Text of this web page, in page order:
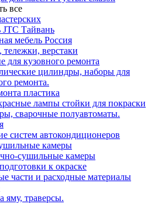
все
Тайвань
мебель Россия
верстаки
для кузовного ремонта
цилиндры, наборы для
ремонта.
пластика
лампы стойки для покраски
сварочные полуавтоматы.
систем автокондиционеров
камеры
сушильные камеры
к окраске
части и расходные материалы
яму, траверсы.